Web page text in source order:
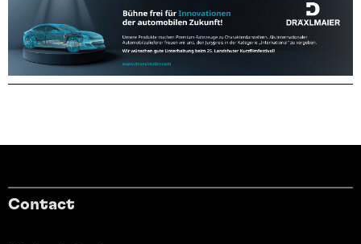
Contact